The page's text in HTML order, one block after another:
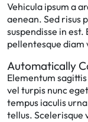
Vehicula ipsum a
aenean. Sed risus
suspendisse in
pellentesque diam
Automatically
Elementum
vel turpis nunc
tempus iaculis
tellus. Scelerisque